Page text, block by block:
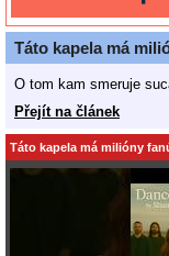
Táto kapela má
O tom kam smeruje
Přejít na článek
Táto kapela má milióny